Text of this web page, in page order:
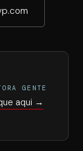
GENTE
aqui →